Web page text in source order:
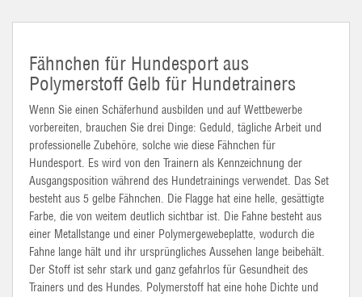
Fähnchen für Hundesport aus
Polymerstoff Gelb für Hundetrainers
Wenn Sie einen Schäferhund ausbilden und auf Wettbewerbe
vorbereiten, brauchen Sie drei Dinge: Geduld, tägliche Arbeit und
professionelle Zubehöre, solche wie diese Fähnchen für
Hundesport. Es wird von den Trainern als Kennzeichnung der
Ausgangsposition während des Hundetrainings verwendet. Das Set
besteht aus 5 gelbe Fähnchen. Die Flagge hat eine helle, gesättigte
Farbe, die von weitem deutlich sichtbar ist. Die Fahne besteht aus
einer Metallstange und einer Polymergewebeplatte, wodurch die
Fahne lange hält und ihr ursprüngliches Aussehen lange beibehält.
Der Stoff ist sehr stark und ganz gefahrlos für Gesundheit des
Trainers und des Hundes. Polymerstoff hat eine hohe Dichte und